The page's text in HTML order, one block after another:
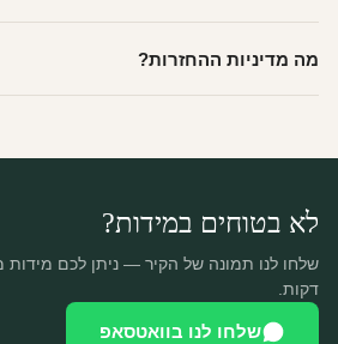
יוצאות באותו יום.
מה מדיניות ההחזרות?
לא בטוחים במידות?
שלחו לנו תמונה של הקיר — ניתן לכם מידות
דקות.
שלחו לנו בוואטסאפ